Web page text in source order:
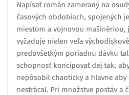
Napísať román zameraný na
časových obdobiach, spojených
miestom a vojnovou mašinériou,
vyžaduje nielen veľa
predovšetkým poriadnu dávku
schopnosť koncipovať dej tak,
nepôsobil chaoticky a hlavne
nestrácal. Pri množstve postáv a